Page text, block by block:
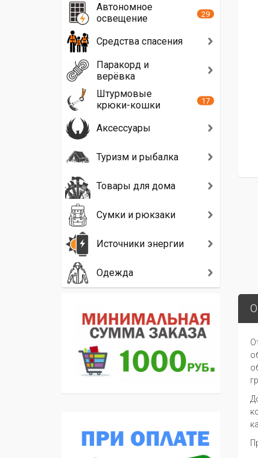
Автономное
освещение
29
Средства спасения
Паракорд и
верёвка
Штурмовые
крюки-кошки
17
Аксессуары
Туризм и рыбалка
Товары для дома
Сумки и рюкзаки
Источники энергии
Одежда